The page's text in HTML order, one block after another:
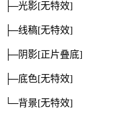
├─光影[无特效]
├─线稿[无特效]
├─阴影[正片叠底]
├─底色[无特效]
└─背景[无特效]